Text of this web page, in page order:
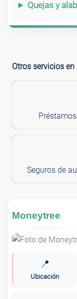
Quejas y
Otros servicios
Seguros de
Moneytree
📍
Ubicación